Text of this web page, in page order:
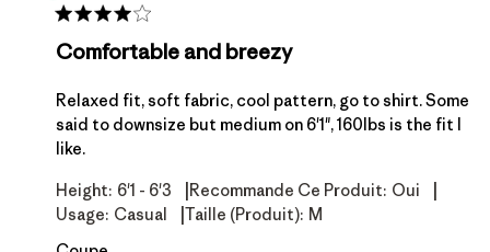
Comfortable and breezy
Relaxed fit, soft fabric, cool pattern, go to shirt. Some
said to downsize but medium on 6'1", 160lbs is the fit I
like.
Height: 6'1 - 6'3 Recommande Ce Produit: Oui
Usage: Casual Taille (produit): M